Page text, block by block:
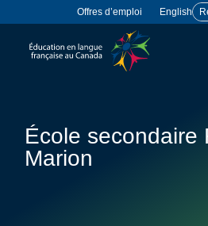
Offres d’emploi English
École secondaire
Marion